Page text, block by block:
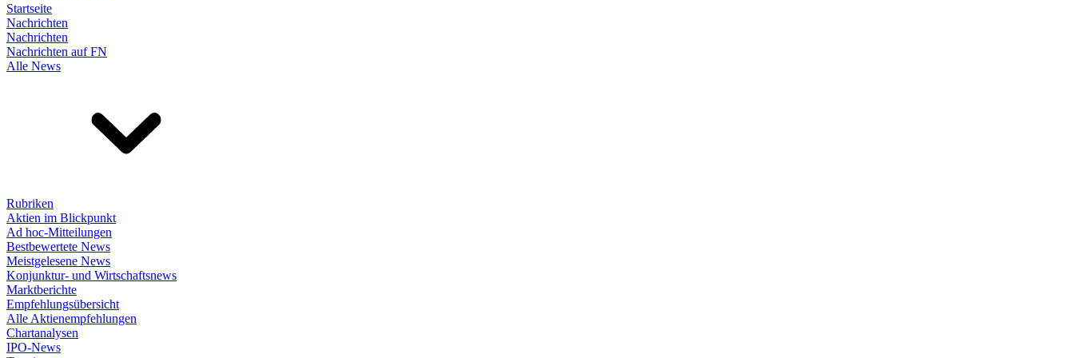
Startseite
Nachrichten
Nachrichten
Nachrichten auf FN
Alle News
Rubriken
Aktien im Blickpunkt
Ad hoc-Mitteilungen
Bestbewertete News
Meistgelesene News
Konjunktur- und Wirtschaftsnews
Marktberichte
Empfehlungsübersicht
Alle Aktienempfehlungen
Chartanalysen
IPO-News